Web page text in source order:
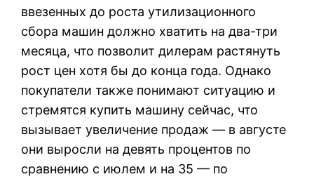
ввезенных до роста утилизационного
сбора машин должно хватить на два-три
месяца, что позволит дилерам растянуть
рост цен хотя бы до конца года. Однако
покупатели также понимают ситуацию и
стремятся купить машину сейчас, что
вызывает увеличение продаж — в августе
они выросли на девять процентов по
сравнению с июлем и на 35 — по